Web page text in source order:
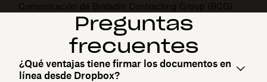
Comunicación de Binladin Contracting Group (BCG)
Preguntas
frecuentes
¿Qué ventajas tiene firmar los documentos en
línea desde Dropbox?